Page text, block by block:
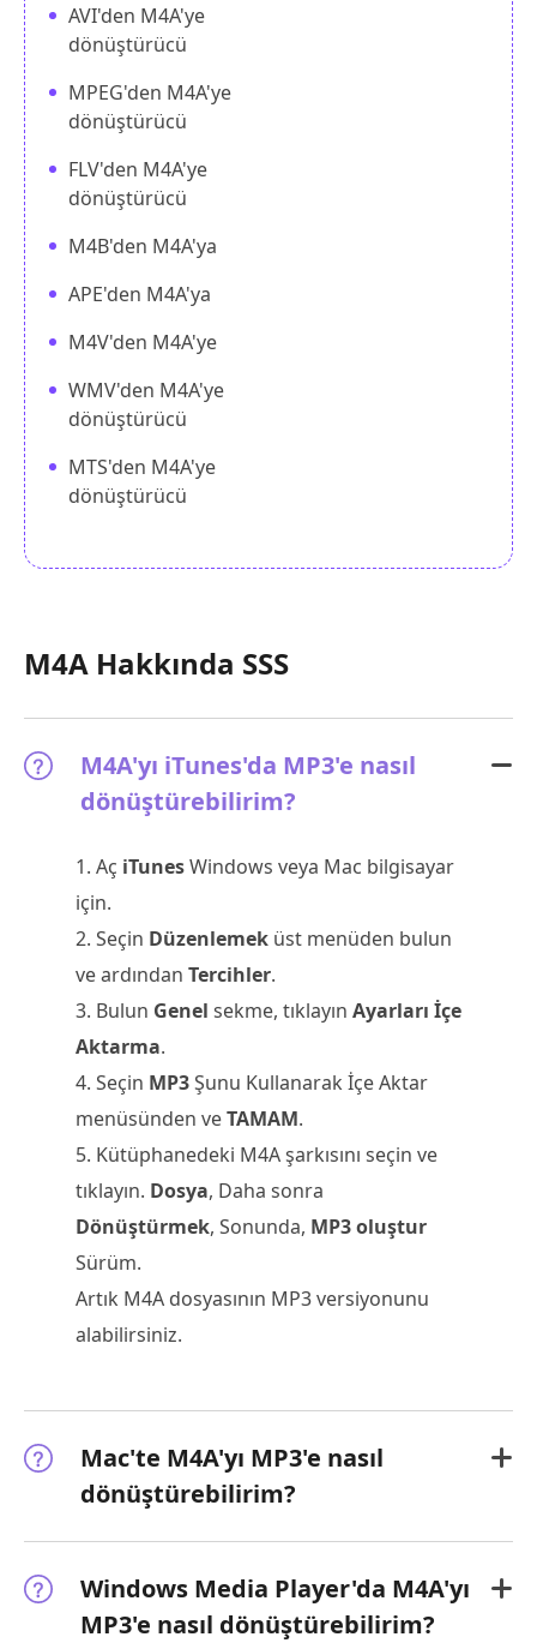
AVI'den M4A'ye
dönüştürücü
MPEG'den M4A'ye
dönüştürücü
FLV'den M4A'ye
dönüştürücü
M4B'den M4A'ya
APE'den M4A'ya
M4V'den M4A'ye
WMV'den M4A'ye
dönüştürücü
MTS'den M4A'ye
dönüştürücü
M4A Hakkında SSS
M4A'yı iTunes'da MP3'e nasıl
dönüştürebilirim?
1. Aç iTunesWindows veya Mac bilgisayar
için.
2. Seçin Düzenlemek üst menüden bulun
ve ardından Tercihler.
3. Bulun Genel sekme, tıklayın Ayarları İçe
Aktarma.
4. Seçin MP3Şunu Kullanarak İçe Aktar
menüsünden veTAMAM.
5. Kütüphanedeki M4A şarkısını seçin ve
tıklayın. Dosya, Daha sonra
Dönüştürmek, Sonunda, MP3 oluştur
Sürüm.
Artık M4A dosyasının MP3 versiyonunu
alabilirsiniz.
Mac'te M4A'yı MP3'e nasıl
dönüştürebilirim?
Windows Media Player'da M4A'yı
MP3'e nasıl dönüştürebilirim?